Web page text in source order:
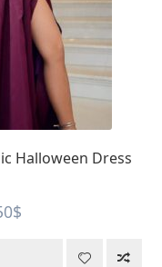
Halloween Dress
$Current